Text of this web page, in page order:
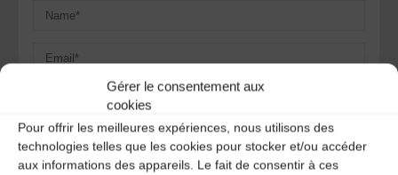
Gérer le consentement aux
cookies
Pour offrir les meilleures expériences, nous utilisons des
technologies telles que les cookies pour stocker et/ou accéder
aux informations des appareils. Le fait de consentir à ces
Save my name, email, and site URL in my browser for next
time I post a comment.